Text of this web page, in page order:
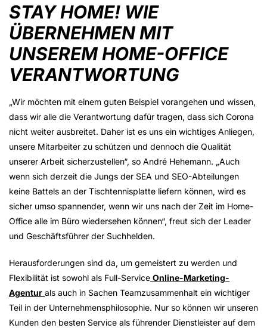
STAY HOME! WIE
ÜBERNEHMEN MIT
UNSEREM HOME-OFFICE
VERANTWORTUNG
„Wir möchten mit einem guten Beispiel vorangehen und wissen,
dass wir alle die Verantwortung dafür tragen, dass sich Corona
nicht weiter ausbreitet. Daher ist es uns ein wichtiges Anliegen,
unsere Mitarbeiter zu schützen und dennoch die Qualität
unserer Arbeit sicherzustellen“, so André Hehemann. „Auch
wenn sich derzeit die Jungs der SEA und SEO-Abteilungen
keine Battels an der Tischtennisplatte liefern können, wird es
sicher umso spannender, wenn wir uns nach der Zeit im Home-
Office alle im Büro wiedersehen können“, freut sich der Leader
und Geschäftsführer der Suchhelden.
Herausforderungen sind da, um gemeistert zu werden und
Flexibilität ist sowohl als Full-Service Online-Marketing-
Agentur als auch in Sachen Teamzusammenhalt ein wichtiger
Teil in der Unternehmensphilosophie. Nur so können wir unseren
Kunden den besten Service als führender Dienstleister auf dem